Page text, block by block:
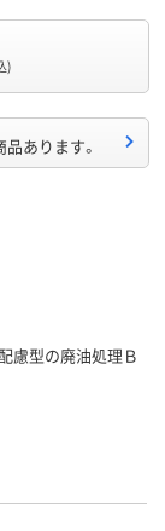
)
品あります。
慮型の廃油処理Ｂ